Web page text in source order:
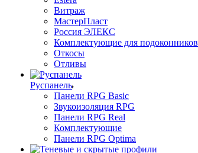
Витраж
МастерПласт
Россия ЭЛЕКС
Комплектующие для подоконников
Откосы
Отливы
Руспанель
Панели RPG Basic
Звукоизоляция RPG
Панели RPG Real
Комплектующие
Панели RPG Optima